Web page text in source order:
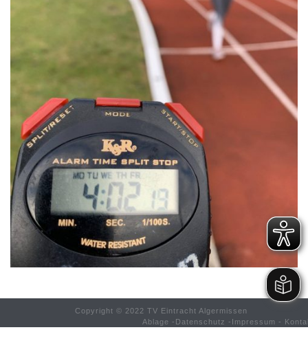
Copyright © 2022 TV Eintracht Algermissen
Ablage - Datenschutz - Impressum -